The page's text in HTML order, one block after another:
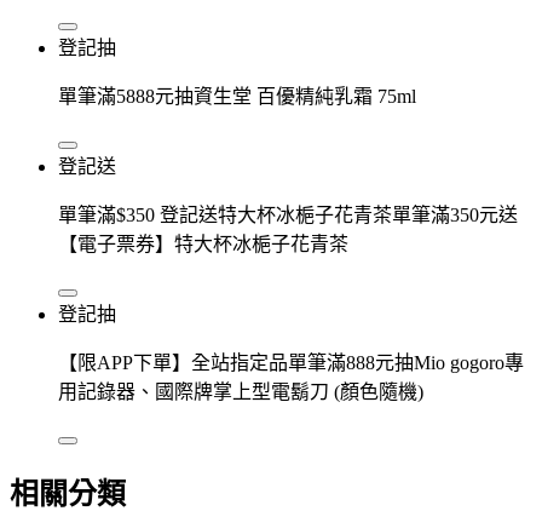
登記抽
單筆滿5888元抽資生堂 百優精純乳霜 75ml
登記送
單筆滿$350 登記送特大杯冰梔子花青茶單筆滿350元送
【電子票券】特大杯冰梔子花青茶
登記抽
【限APP下單】全站指定品單筆滿888元抽Mio gogoro專
用記錄器、國際牌掌上型電鬍刀 (顏色隨機)
相關分類